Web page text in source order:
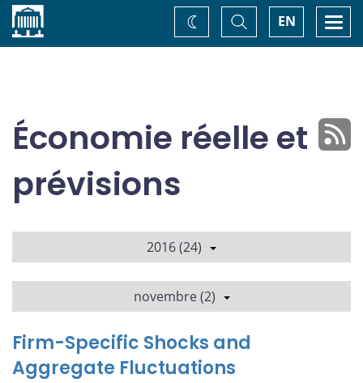
Accueil EN
Basculer
la
recherche
Changez
de
Économie réelle et
prévisions
2016 (24)
novembre (2)
Firm-Specific Shocks and
Aggregate Fluctuations